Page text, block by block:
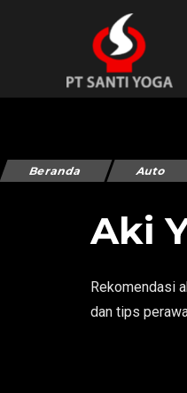
Beranda Auto
Aki
Rekomendasi
dan tips